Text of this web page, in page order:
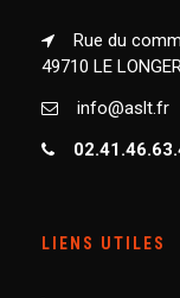
Rue du
49710 LE
info@aslt.fr
LIENS UTILES